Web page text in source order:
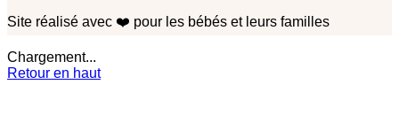
Site réalisé avec ❤️ pour les bébés et leurs familles
Chargement...
Retour en haut